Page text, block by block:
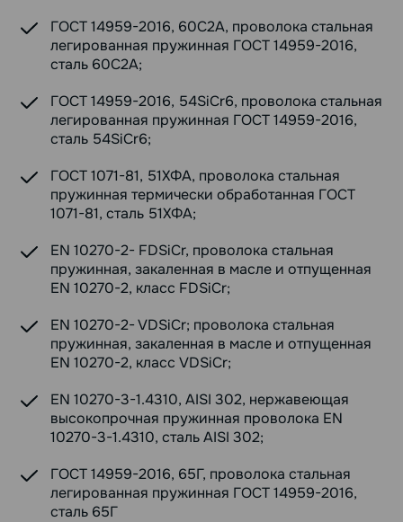
ГОСТ 14959-2016, 60С2А, проволока стальная
легированная пружинная ГОСТ 14959-2016,
сталь 60С2А;
ГОСТ 14959-2016, 54SiCr6, проволока стальная
легированная пружинная ГОСТ 14959-2016,
сталь 54SiCr6;
ГОСТ 1071-81, 51ХФА, проволока стальная
пружинная термически обработанная ГОСТ
1071-81, сталь 51ХФА;
EN 10270-2- FDSiCr, проволока стальная
пружинная, закаленная в масле и отпущенная
EN 10270-2, класс FDSiCr;
EN 10270-2- VDSiCr; проволока стальная
пружинная, закаленная в масле и отпущенная
EN 10270-2, класс VDSiCr;
EN 10270-3-1.4310, AISI 302, нержавеющая
высокопрочная пружинная проволока EN
10270-3-1.4310, сталь AISI 302;
ГОСТ 14959-2016, 65Г, проволока стальная
легированная пружинная ГОСТ 14959-2016,
сталь 65Г